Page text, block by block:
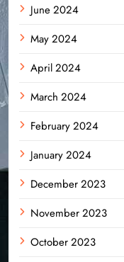
June 2024
May 2024
April 2024
March 2024
February 2024
January 2024
December 2023
November 2023
October 2023